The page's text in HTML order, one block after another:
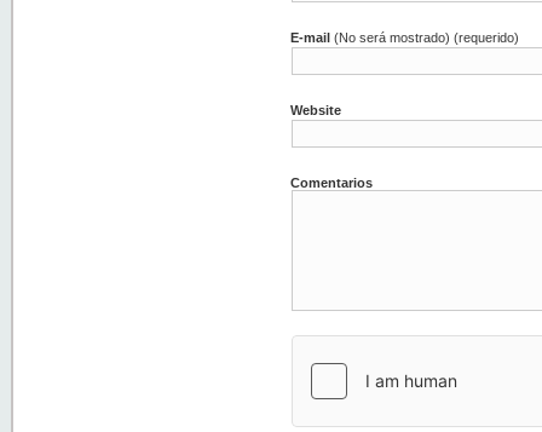
E-mail (No será mostrado) (requerido)
Website
Comentarios